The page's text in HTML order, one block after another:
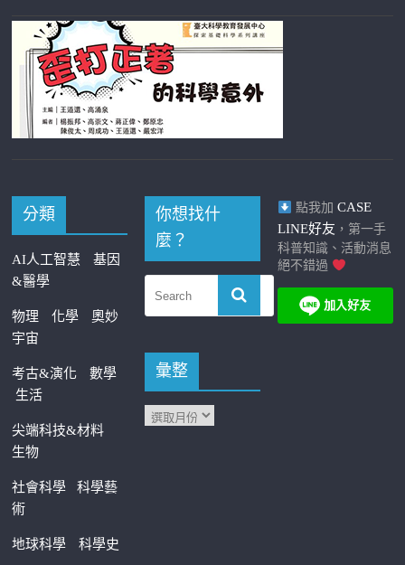
分類
AI人工智慧
基因
&醫學
物理 化學
奧妙
宇宙
考古&演化
數學
生活
尖端科技&材料
生物
社會科學科學藝
術
地球科學 科學史
你想找什
麼？
彙整
點我加 CASE
LINE好友 ，第一手
科普知識、活動消息
絕不錯過